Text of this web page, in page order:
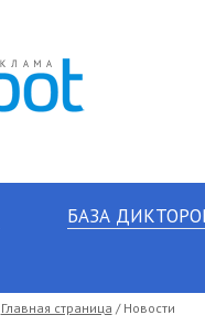
БАЗА
Главная страница / Новости